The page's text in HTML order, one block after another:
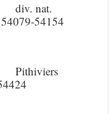
nat.